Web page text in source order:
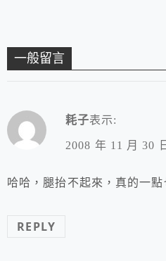
一般留言
耗子表示:
2008 年 11 月 30
哈哈，腿抬不起來，真的一
REPLY